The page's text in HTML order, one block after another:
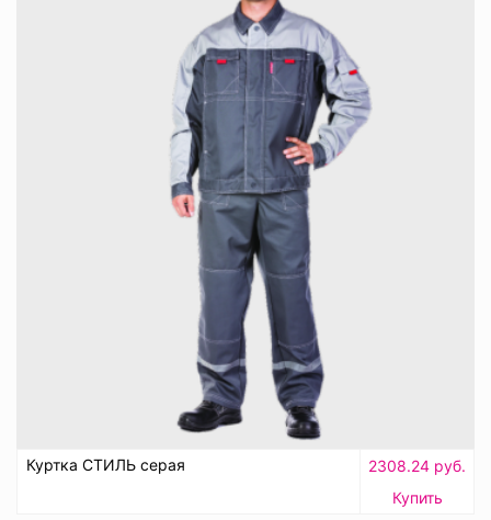
Куртка СТИЛЬ серая
2308.24 руб.
Купить